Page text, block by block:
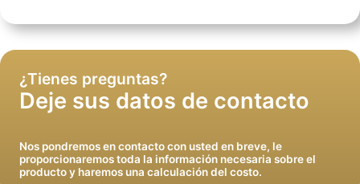
¿Tienes preguntas?
Deje sus datos de contacto
Nos pondremos en contacto con usted en breve, le
proporcionaremos toda la información necesaria sobre el
producto y haremos una calculación del costo.